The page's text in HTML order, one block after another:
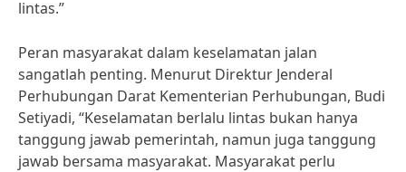
lintas.”
Peran masyarakat dalam keselamatan jalan
sangatlah penting. Menurut Direktur Jenderal
Perhubungan Darat Kementerian Perhubungan, Budi
Setiyadi, “Keselamatan berlalu lintas bukan hanya
tanggung jawab pemerintah, namun juga tanggung
jawab bersama masyarakat. Masyarakat perlu